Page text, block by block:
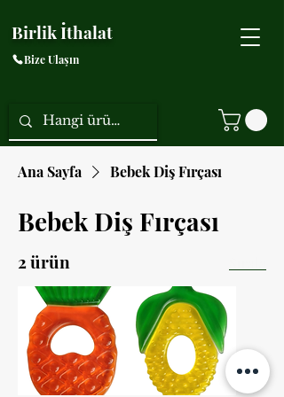
Birlik İthalat
Bize Ulaşın
Ana Sayfa Bebek Diş Fırçası
Bebek Diş Fırçası
2 ürün